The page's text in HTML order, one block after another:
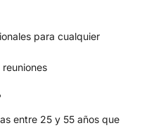
para cualquier
entre 25 y 55 años que